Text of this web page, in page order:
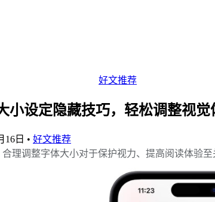
好文推荐
小设定隐藏技巧，轻松调整视觉
16日 • 好文推荐
理调整字体大小对于保护视力、提高阅读体验